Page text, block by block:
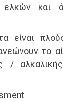
και
είναι
το
/